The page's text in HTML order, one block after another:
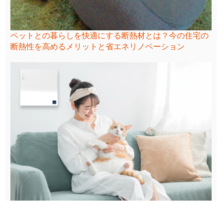
ペットとの暮らしを快適にする断熱材とは？今の住宅の
断熱性を高めるメリットと省エネリノベーション